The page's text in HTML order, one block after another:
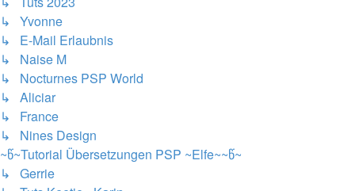
↳ Yvonne
↳ E-Mail Erlaubnis
↳ Naise M
↳ Nocturnes PSP World
↳ Aliciar
↳ France
↳ Nines Design
~წ~Tutorial Übersetzungen PSP ~Elfe~~წ~
↳ Gerrie